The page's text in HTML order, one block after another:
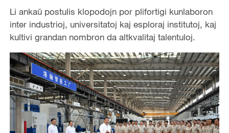
Li ankaŭ postulis klopodojn por plifortigi kunlaboron
inter industrioj, universitatoj kaj esploraj institutoj, kaj
kultivi grandan nombron da altkvalitaj talentuloj.